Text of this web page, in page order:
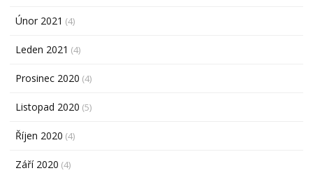
Únor 2021 (4)
Leden 2021 (4)
Prosinec 2020 (4)
Listopad 2020 (5)
Říjen 2020 (4)
Září 2020 (4)